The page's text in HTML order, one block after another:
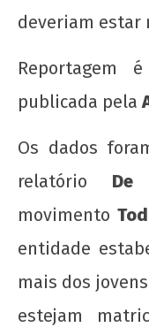
Brasil tem 3,6
fora da escola
11 de
de
wp-
admin
deveriam estar
Reportagem
publicada pela
Os dados
relatório
movimento
entidade
mais dos
estejam